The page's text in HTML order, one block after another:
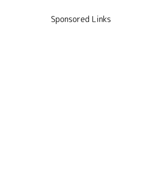
Sponsored Links